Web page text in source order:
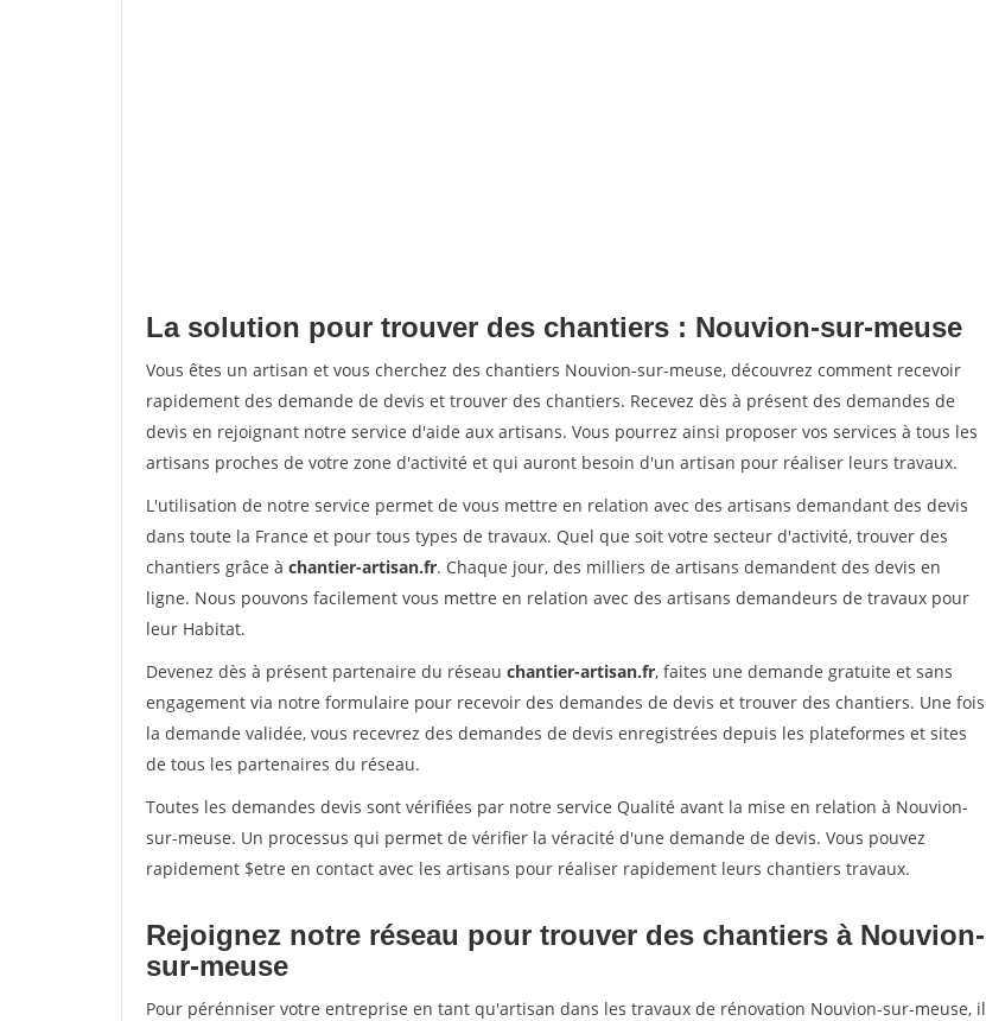
La solution pour trouver des chantiers : Nouvion-sur-meuse
Vous êtes un artisan et vous cherchez des chantiers Nouvion-sur-meuse, découvrez comment recevoir
rapidement des demande de devis et trouver des chantiers. Recevez dès à présent des demandes de
devis en rejoignant notre service d'aide aux artisans. Vous pourrez ainsi proposer vos services à tous les
artisans proches de votre zone d'activité et qui auront besoin d'un artisan pour réaliser leurs travaux.
L'utilisation de notre service permet de vous mettre en relation avec des artisans demandant des devis
dans toute la France et pour tous types de travaux. Quel que soit votre secteur d'activité, trouver des
chantiers grâce à chantier-artisan.fr. Chaque jour, des milliers de artisans demandent des devis en
ligne. Nous pouvons facilement vous mettre en relation avec des artisans demandeurs de travaux pour
leur Habitat.
Devenez dès à présent partenaire du réseau chantier-artisan.fr, faites une demande gratuite et sans
engagement via notre formulaire pour recevoir des demandes de devis et trouver des chantiers. Une fois
la demande validée, vous recevrez des demandes de devis enregistrées depuis les plateformes et sites
de tous les partenaires du réseau.
Toutes les demandes devis sont vérifiées par notre service Qualité avant la mise en relation à Nouvion-
sur-meuse. Un processus qui permet de vérifier la véracité d'une demande de devis. Vous pouvez
rapidement $etre en contact avec les artisans pour réaliser rapidement leurs chantiers travaux.
Rejoignez notre réseau pour trouver des chantiers à Nouvion-
sur-meuse
Pour pérénniser votre entreprise en tant qu'artisan dans les travaux de rénovation Nouvion-sur-meuse, il